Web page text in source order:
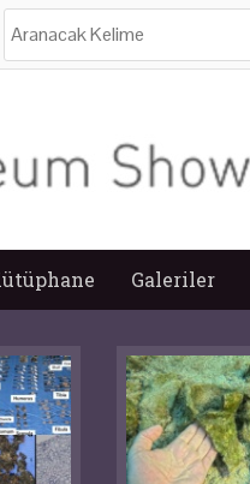
Galeriler